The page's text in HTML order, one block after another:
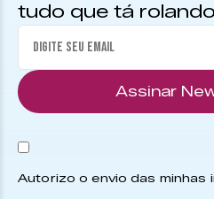
tudo que tá
Assinar
Autorizo o envio das minhas